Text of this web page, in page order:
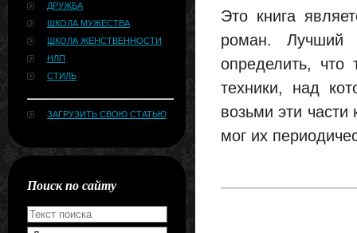
ДРУЖБА
ШКОЛА МУЖЕСТВА
ШКОЛА ЖЕНСТВЕННОСТИ
НЛП
СТИЛЬ
ЗАГРУЗИТЬ СВОЮ СТАТЬЮ
Поиск по сайту
Это книга
роман. Лучший
определить,
техники, над
возьми эти
мог их